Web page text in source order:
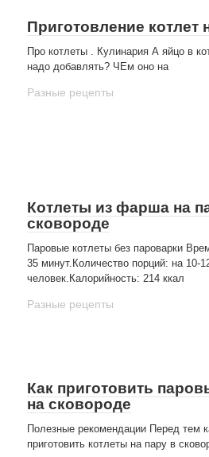
Приготовление котлет
Про котлеты . Кулинария А яйцо в
надо добавлять? ЧЕм оно на
Разные рецепты
Котлеты из фарша на
сковороде
Паровые котлеты без пароварки
35 минут.Количество порций: на 10-
человек.Калорийность: 214 ккал
Разные рецепты
Как приготовить
на сковороде
Полезные рекомендации Перед тем
приготовить котлеты на пару в